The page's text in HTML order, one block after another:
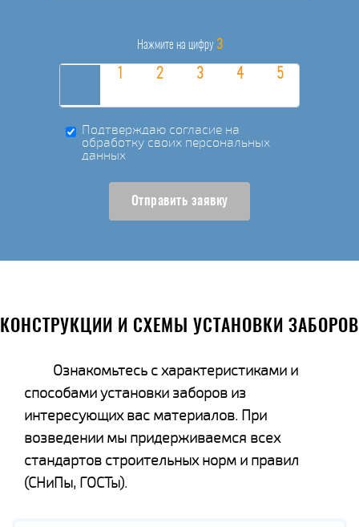
Нажмите на цифру 3
Подтверждаю согласие на
обработку своих персональных
данных
Отправить заявку
КОНСТРУКЦИИ И СХЕМЫ УСТАНОВКИ ЗАБОРОВ
Ознакомьтесь с характеристиками и
способами установки заборов из
интересующих вас материалов. При
возведении мы придерживаемся всех
стандартов строительных норм и правил
(СНиПы, ГОСТы).